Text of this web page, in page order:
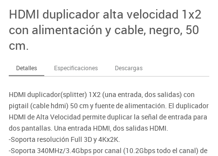
HDMI duplicador alta velocidad 1x2
con alimentación y cable, negro, 50
cm.
Detalles Especificaciones Descargas
HDMI duplicador(splitter) 1X2 (una entrada, dos salidas) con
pigtail (cable hdmi) 50 cm y fuente de alimentación. El duplicador
HDMI de Alta Velocidad permite duplicar la señal de entrada para
dos pantallas. Una entrada HDMI, dos salidas HDMI.
-Soporta resolución Full 3D y 4Kx2K.
-Soporta 340MHz/3.4Gbps por canal (10.2Gbps todo el canal) de